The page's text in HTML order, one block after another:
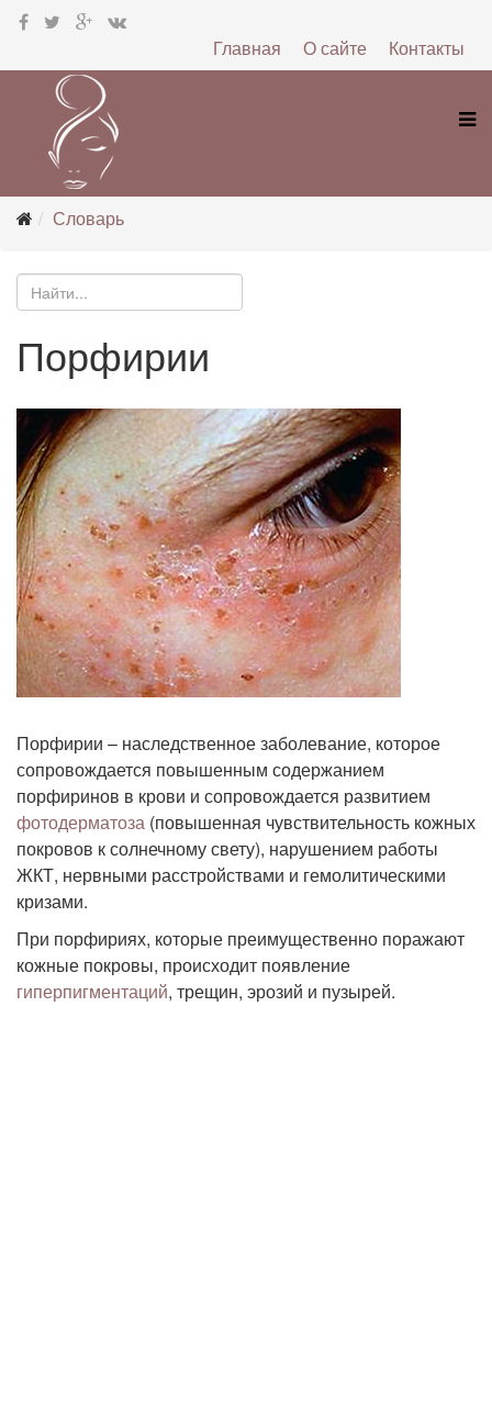
Контакты
О сайте
Главная
Словарь
Порфирии
Порфирии – наследственное заболевание, которое
сопровождается повышенным содержанием
порфиринов в крови и сопровождается развитием
фотодерматоза (повышенная чувствительность кожных
покровов к солнечному свету), нарушением работы
ЖКТ, нервными расстройствами и гемолитическими
кризами.
При порфириях, которые преимущественно поражают
кожные покровы, происходит появление
гиперпигментаций, трещин, эрозий и пузырей.